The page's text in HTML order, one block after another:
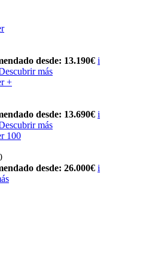
desde: 13.190€ i
más
+
desde: 13.690€ i
más
100
desde: 26.000€ i